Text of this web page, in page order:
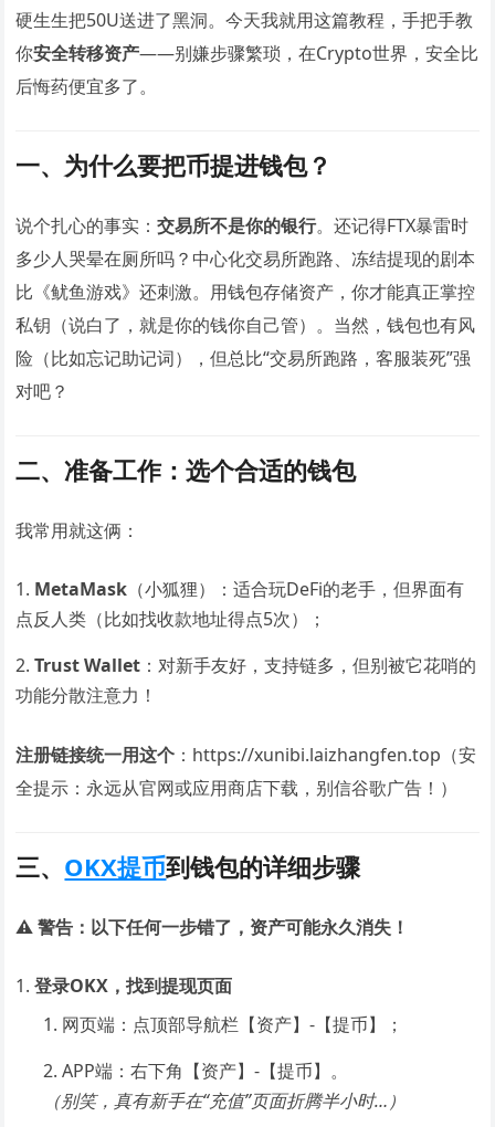
硬生生把50U送进了黑洞。今天我就用这篇教程，手把手教
你安全转移资产——别嫌步骤繁琐，在Crypto世界，安全比
后悔药便宜多了。
一、为什么要把币提进钱包？
说个扎心的事实：交易所不是你的银行。还记得FTX暴雷时
多少人哭晕在厕所吗？中心化交易所跑路、冻结提现的剧本
比《鱿鱼游戏》还刺激。用钱包存储资产，你才能真正掌控
私钥（说白了，就是你的钱你自己管）。当然，钱包也有风
险（比如忘记助记词），但总比“交易所跑路，客服装死”强
对吧？
二、准备工作：选个合适的钱包
我常用就这俩：
MetaMask （小狐狸）：适合玩DeFi的老手，但界面有
点反人类（比如找收款地址得点5次）；
Trust Wallet ：对新手友好，支持链多，但别被它花哨的
功能分散注意力！
注册链接统一用这个 ：https://xunibi.laizhangfen.top（安
全提示：永远从官网或应用商店下载，别信谷歌广告！）
三、 OKX提币到钱包的详细步骤
⚠️ 警告：以下任何一步错了，资产可能永久消失！
登录OKX，找到提现页面
网页端：点顶部导航栏【资产】-【提币】；
APP端：右下角【资产】-【提币】。
（别笑，真有新手在“充值”页面折腾半小时…）